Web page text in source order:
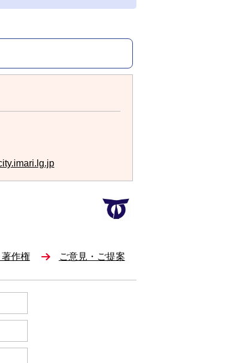
著作権 ご意見・ご提案